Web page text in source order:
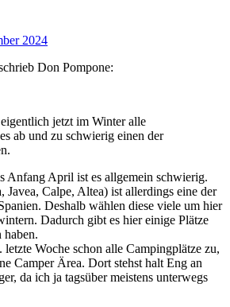
2024
Don Pompone:
jetzt im Winter alle
ab und zu schwierig einen der
Anfang April ist es allgemein schwierig.
Javea, Calpe, Altea) ist allerdings eine der
Deshalb wählen diese viele um hier
Dadurch gibt es hier einige Plätze
haben.
Woche schon alle Campingplätze zu,
Camper Ärea. Dort stehst halt Eng an
da ich ja tagsüber meistens unterwegs